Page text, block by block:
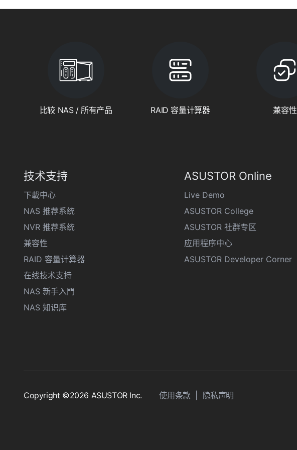
比较 NAS / 所有产品 RAID 容量计算器 兼容性
技术支持
下載中心
NAS 推荐系统
NVR 推荐系统
兼容性
RAID 容量计算器
在线技术支持
NAS 新手入門
NAS 知识库
ASUSTOR Online
Live Demo
ASUSTOR College
ASUSTOR 社群专区
应用程序中心
ASUSTOR Developer Corner
Copyright ©2026 ASUSTOR Inc. 使用条款 隐私声明